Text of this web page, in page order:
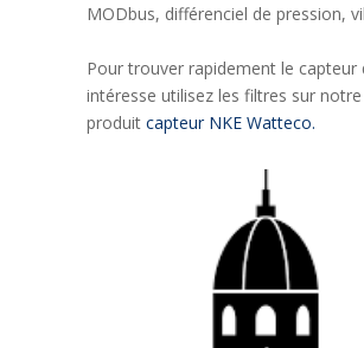
MODbus, différenciel de pression,
Pour trouver rapidement le capteur
intéresse utilisez les filtres sur
produitcapteur NKE Watteco.